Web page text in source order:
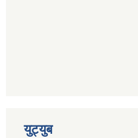
युट्युब